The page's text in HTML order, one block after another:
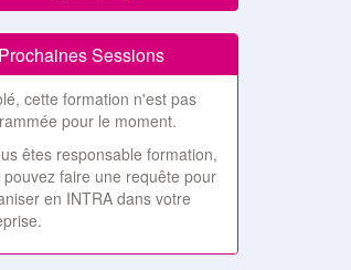
Prochaines Sessions
cette formation n'est pas
pour le moment.
êtes responsable formation,
pouvez faire une requête pour
en INTRA dans votre